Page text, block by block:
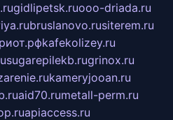
gidlipetsk.ruooo-driada.ru
bruslanovo.rusiterem.ru
kafekolizey.ru
sugarepilekb.rugrinox.ru
kameryjooan.ru
aid70.rumetall-perm.ru
apiaccess.ru